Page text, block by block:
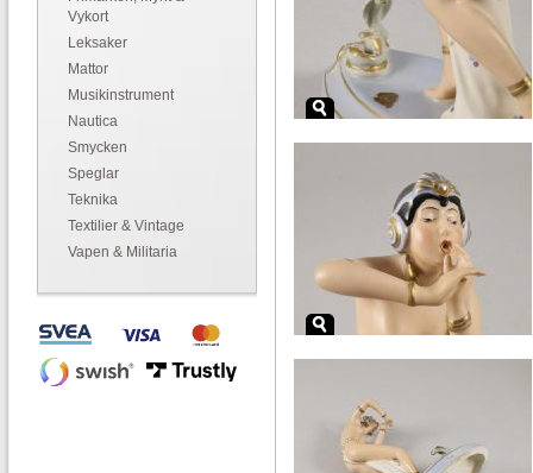
Vykort
Leksaker
Mattor
Musikinstrument
Nautica
Smycken
Speglar
Teknika
Textilier & Vintage
Vapen & Militaria